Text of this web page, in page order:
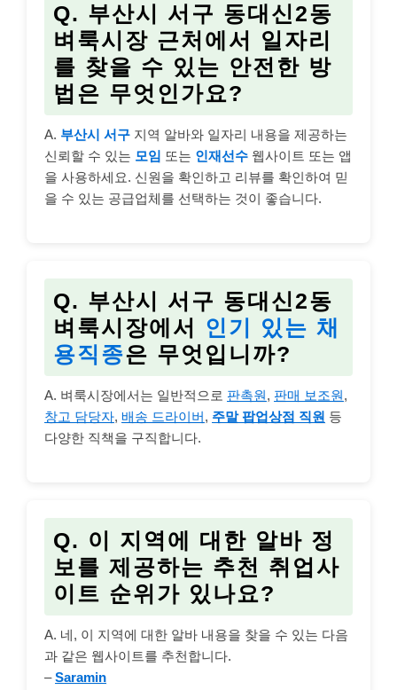
Q. 부산시 서구 동대신2동
벼룩시장 근처에서 일자리
를 찾을 수 있는 안전한 방
법은 무엇인가요?
A. 부산시 서구 지역 알바와 일자리 내용을 제공하는
신뢰할 수 있는 모임 또는 인재선수 웹사이트 또는 앱
을 사용하세요. 신원을 확인하고 리뷰를 확인하여 믿
을 수 있는 공급업체를 선택하는 것이 좋습니다.
Q. 부산시 서구 동대신2동
벼룩시장에서 인기 있는 채
용직종은 무엇입니까?
A. 벼룩시장에서는 일반적으로 판촉원, 판매 보조원,
창고 담당자, 배송 드라이버, 주말 팝업상점 직원 등
다양한 직책을 구직합니다.
Q. 이 지역에 대한 알바 정
보를 제공하는 추천 취업사
이트 순위 가 있나요?
A. 네, 이 지역에 대한 알바 내용을 찾을 수 있는 다음
과 같은 웹사이트를 추천합니다.
–Saramin